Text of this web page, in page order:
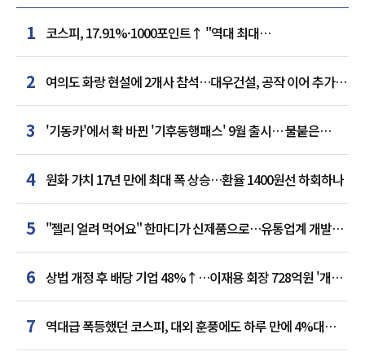
1 코스피, 17.91%·1000포인트↑ "역대 최대
상승률"…'삼전닉스' 동반 상한가
2 여의도 화랑 현설에 2개사 참석…대우건설, 공작 이어 추가
거점 확보하나
3
'기동카'에서 확 바뀐 '기후동행패스' 9월 출시… 불붙은
카드사 경쟁
4 원화 가치 17년 만에 최대 폭 상승…환율 1400원선 하회하나
5 "젤리 얼려 먹어요" 한마디가 신제품으로…유통업계 개발실
된 SNS
6 상법 개정 후 배당 기업 48%↑…이재용 회장 728억원 '개인
최다'
7 역대급 폭등했던 코스피, 대외 훈풍에도 하루 만에 4%대
급락